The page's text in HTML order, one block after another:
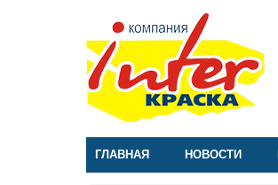
ГЛАВНАЯ НОВОСТИ